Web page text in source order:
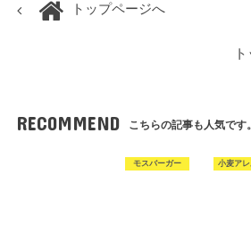
トップページへ
RECOMMEND こちらの記事も人気です。
モスバーガー 小麦ア